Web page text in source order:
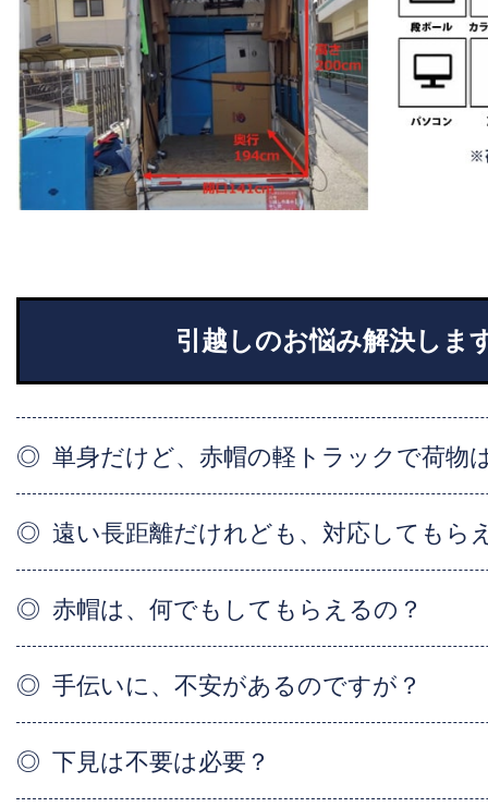
引越しのお悩み解決しま
単身だけど、赤帽の軽トラックで荷物
遠い長距離だけれども、対応してもら
赤帽は、何でもしてもらえるの？
手伝いに、不安があるのですが？
下見は不要は必要？